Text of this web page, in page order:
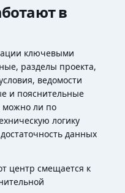
в
ключевыми
разделы проекта,
ведомости
и пояснительные
можно ли по
логику
данных
центр смещается к